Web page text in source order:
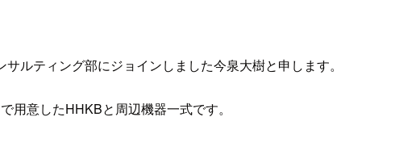
ルティング部にジョインしました今泉大樹と申します。
用意したHHKBと周辺機器一式です。